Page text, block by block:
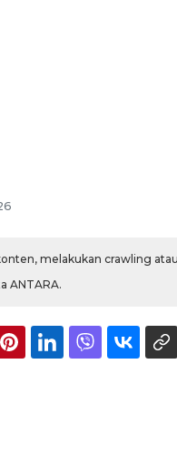
melakukan crawling
ANTARA.